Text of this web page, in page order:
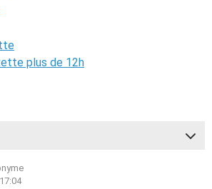
plus de 12h